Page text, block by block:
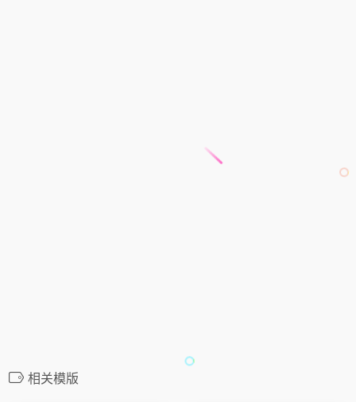
相关模版